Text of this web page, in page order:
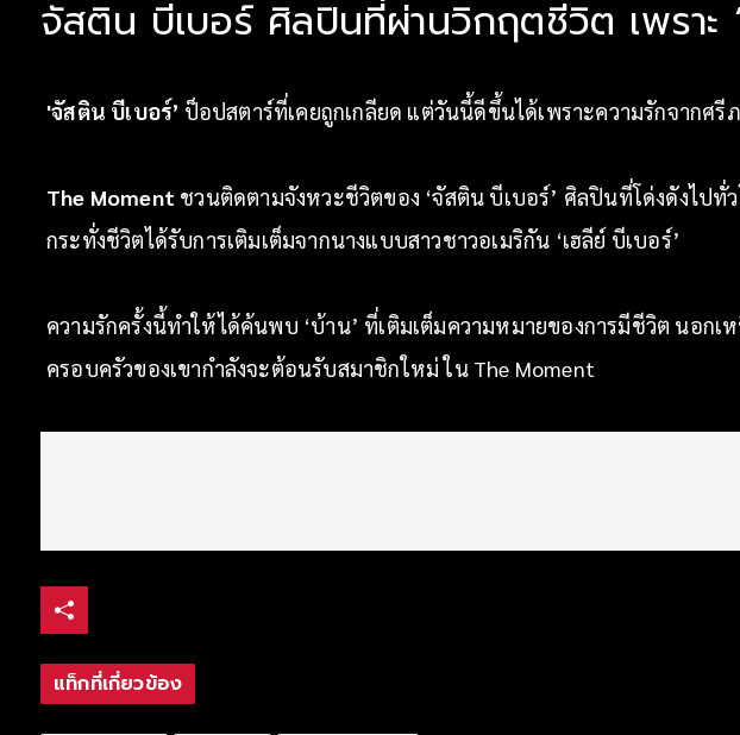
จัสติน บีเบอร์ ศิลปินที่ผ่านวิกฤตชีวิต เพราะ
'จัสติน บีเบอร์’ ป็อปสตาร์ที่เคยถูกเกลียด แต่วันนี้ดีขึ้นได้เพราะความรักจากศรีภ
The Moment ชวนติดตามจังหวะชีวิตของ ‘จัสติน บีเบอร์’ ศิลปินที่โด่งดังไป
กระทั่งชีวิตได้รับการเติมเต็มจากนางแบบสาวชาวอเมริกัน ‘เฮลีย์ บีเบอร์’
ความรักครั้งนี้ทำให้ได้ค้นพบ ‘บ้าน’ ที่เติมเต็มความหมายของการมีชีวิต นอกเ
ครอบครัวของเขากำลังจะต้อนรับสมาชิกใหม่ ใน The Moment
แท็กที่เกี่ยวข้อง